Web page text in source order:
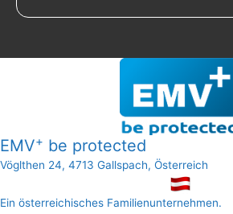
EMV+ be protected
Vöglthen 24, 4713 Gallspach, Österreich
Ein österreichisches Familienunternehmen.